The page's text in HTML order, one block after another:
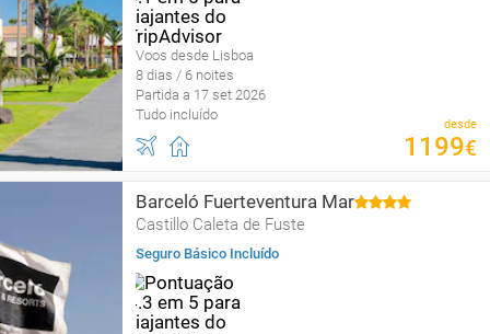
Voos desde Lisboa
8 dias / 6 noites
Partida a 17 set 2026
Tudo incluído
desde
1199€
Barceló Fuerteventura Mar
Castillo Caleta de Fuste
Seguro Básico Incluído